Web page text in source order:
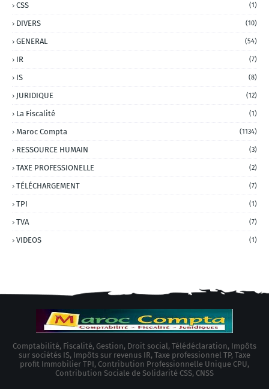
CSS (1)
DIVERS (10)
GENERAL (54)
IR (7)
IS (8)
JURIDIQUE (12)
La Fiscalité (1)
Maroc Compta (1134)
RESSOURCE HUMAIN (3)
TAXE PROFESSIONELLE (2)
TÉLÉCHARGEMENT (7)
TPI (1)
TVA (7)
VIDEOS (1)
Comptabilité, Fiscalité, Gestion, Droit social, Télédéclaration, Impôts
sur sociétés IS, Impôts sur revenus IR, Taxe professionnel TP, Taxe
profit Immobilier TPI, Contribution Professionnelle Unique CPU,
Contribution Sociale de Solidarité CSS, CNSS